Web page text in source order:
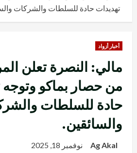
تهديدات حادة للسلطات والشركات
أخبار أزواد
مالي: النصرة تعلن
من حصار بماكو وتوجه
حادة للسلطات
والسائقين.
Ag Akal نوفمبر 18, 2025